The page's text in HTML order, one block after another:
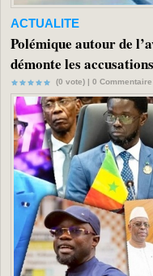
ACTUALITE
Polémique autour de
démonte les
(0 vote) | 0 Commentaire